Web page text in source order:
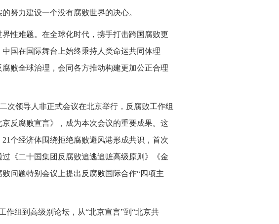
努力建设一个没有腐败世界的决心。
性难题。在全球化时代，携手打击跨国腐败更
国在国际舞台上始终秉持人类命运共同体理
败全球治理，会同各方推动构建更加公正合理
次领导人非正式会议在北京举行，反腐败工作组
反腐败宣言》，成为本次会议的重要成果。这
个经济体围绕拒绝腐败避风港形成共识，首次
《二十国集团反腐败追逃追赃高级原则》《金
问题特别会议上提出反腐败国际合作“四项主
作组到高级别论坛，从“北京宣言”到“北京共